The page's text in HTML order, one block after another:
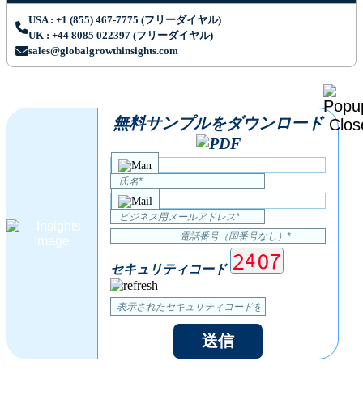
USA : +1 (855) 467-7775 (フリーダイヤル)
UK : +44 8085 022397 (フリーダイヤル)
sales@globalgrowthinsights.com
無料サンプルをダウンロード
セキュリティコード
送信